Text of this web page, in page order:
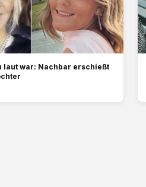
laut war: Nachbar erschießt